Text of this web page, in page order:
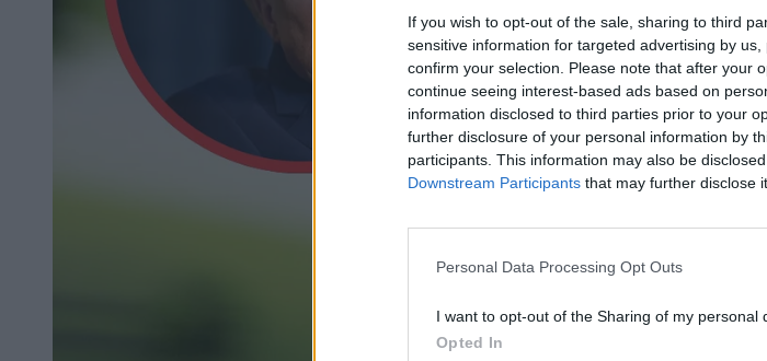
If you wish to opt-out of the sale, sharing to third
sensitive information for targeted advertising by
confirm your selection. Please note that after your
continue seeing interest-based ads based on
information disclosed to third parties prior to your
further disclosure of your personal information by
participants. This information may also be
Downstream Participants that may further disclose
Personal Data Processing Opt Outs
I want to opt-out of the Sharing of my personal
Opted In